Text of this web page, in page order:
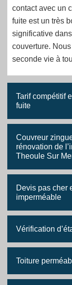
contact avec un
fuite est un très
significative
couverture.
seconde vie à
Tarif compétitif
fuite
Couvreur
rénovation de
Theoule Sur
Devis pas cher
imperméable
Vérification
Toiture